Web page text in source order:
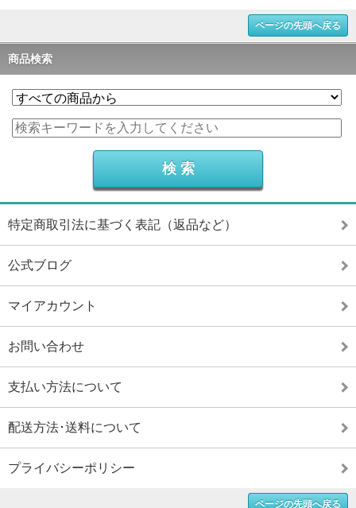
ページの先頭へ戻る
商品検索
特定商取引法に基づく表記（返品など）
公式ブログ
マイアカウント
お問い合わせ
支払い方法について
配送方法･送料について
プライバシーポリシー
ページの先頭へ戻る